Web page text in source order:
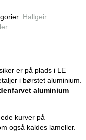
Hallgeir
er på plads i LE
i børstet aluminium.
aluminium
kurver på
også kaldes lameller.